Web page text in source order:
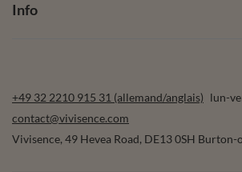
Info
+49 32 2210 915 31 (allemand/anglais) lun-
contact@vivisence.com
Vivisence, 49 Hevea Road, DE13 0SH Burton-